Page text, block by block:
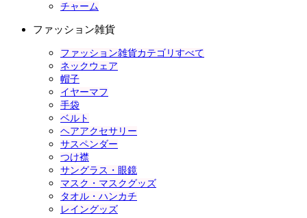
チャーム
ファッション雑貨
ファッション雑貨カテゴリすべて
ネックウェア
帽子
イヤーマフ
手袋
ベルト
ヘアアクセサリー
サスペンダー
つけ襟
サングラス・眼鏡
マスク・マスクグッズ
タオル・ハンカチ
レイングッズ